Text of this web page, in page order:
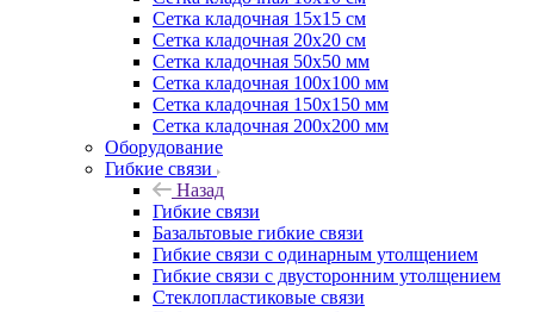
Сетка кладочная 15x15 см
Сетка кладочная 20x20 см
Сетка кладочная 50x50 мм
Сетка кладочная 100x100 мм
Сетка кладочная 150x150 мм
Сетка кладочная 200x200 мм
Оборудование
Гибкие связи
Назад
Гибкие связи
Базальтовые гибкие связи
Гибкие связи с одинарным утолщением
Гибкие связи с двусторонним утолщением
Стеклопластиковые связи